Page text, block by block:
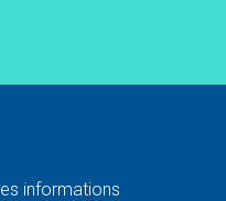
informations